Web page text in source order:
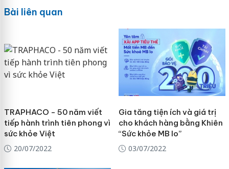
Bài liên quan
TRAPHACO - 50 năm viết
tiếp hành trình tiên phong vì
sức khỏe Việt
20/07/2022
Gia tăng tiện ích và giá trị
cho khách hàng bằng Khiên
“Sức khỏe MB lo”
03/07/2022